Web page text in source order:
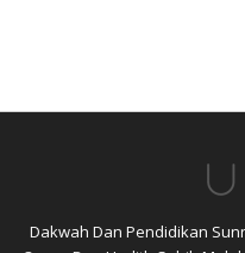
Dakwah Dan Pendidikan